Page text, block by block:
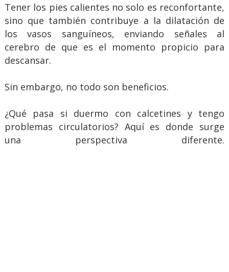
Tener los pies calientes no solo es reconfortante,
sino que también contribuye a la dilatación de
los vasos sanguíneos, enviando señales al
cerebro de que es el momento propicio para
descansar.
Sin embargo, no todo son beneficios.
¿Qué pasa si duermo con calcetines y tengo
problemas circulatorios? Aquí es donde surge
una perspectiva diferente.